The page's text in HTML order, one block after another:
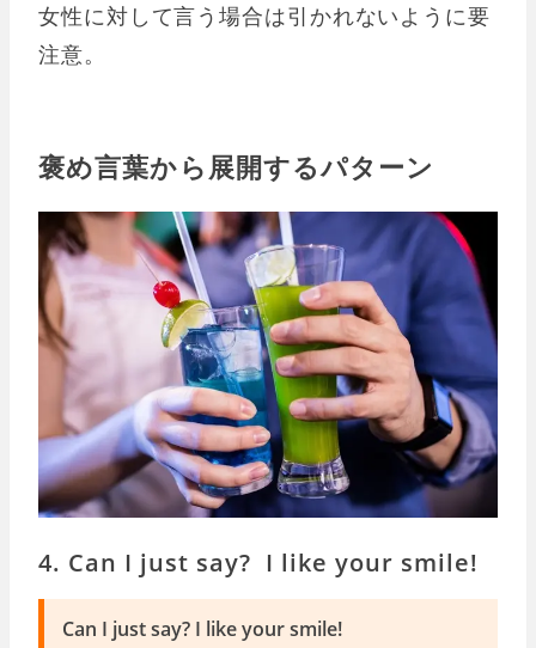
女性に対して言う場合は引かれないように要
注意。
褒め言葉から展開するパターン
4. Can I just say? I like your smile!
Can I just say? I like your smile!